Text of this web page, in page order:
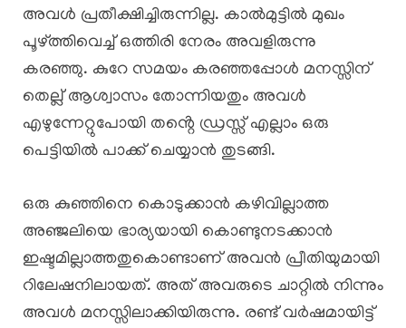
അവൾ പ്രതീക്ഷിച്ചിരുന്നില്ല. കാൽമുട്ടിൽ മുഖം
പൂഴ്ത്തിവെച്ച് ഒത്തിരി നേരം അവളിരുന്നു
കരഞ്ഞു. കുറേ സമയം കരഞ്ഞപ്പോൾ മനസ്സിന്
തെല്ല് ആശ്വാസം തോന്നിയതും അവൾ
എഴുന്നേറ്റുപോയി തൻ്റെ ഡ്രസ്സ് എല്ലാം ഒരു
പെട്ടിയിൽ പാക്ക് ചെയ്യാൻ തുടങ്ങി.
ഒരു കുഞ്ഞിനെ കൊടുക്കാൻ കഴിവില്ലാത്ത
അഞ്ജലിയെ ഭാര്യയായി കൊണ്ടുനടക്കാൻ
ഇഷ്ടമില്ലാത്തതുകൊണ്ടാണ് അവൻ പ്രീതിയുമായി
റിലേഷനിലായത്. അത് അവരുടെ ചാറ്റിൽ നിന്നും
അവൾ മനസ്സിലാക്കിയിരുന്നു. രണ്ട് വർഷമായിട്ട്